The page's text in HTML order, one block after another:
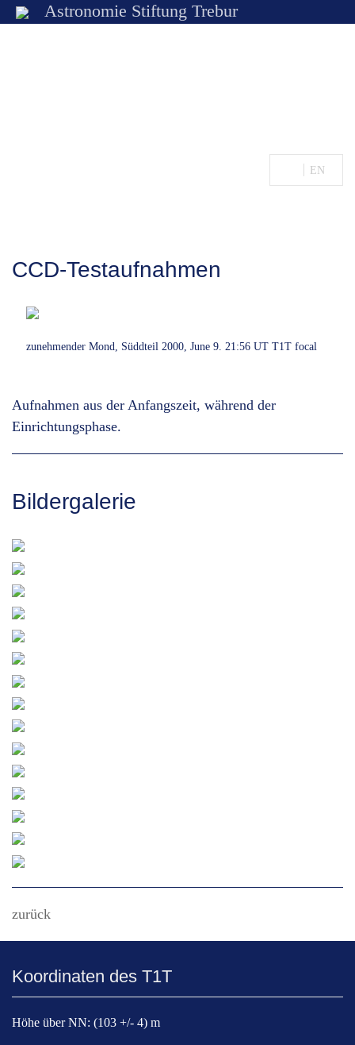
Astronomie Stiftung Trebur
EN
CCD-Testaufnahmen
zunehmender Mond, Süddteil 2000, June 9. 21:56 UT T1T focal
Aufnahmen aus der Anfangszeit, während der
Einrichtungsphase.
Bildergalerie
zurück
Koordinaten des T1T
Höhe über NN: (103 +/- 4) m